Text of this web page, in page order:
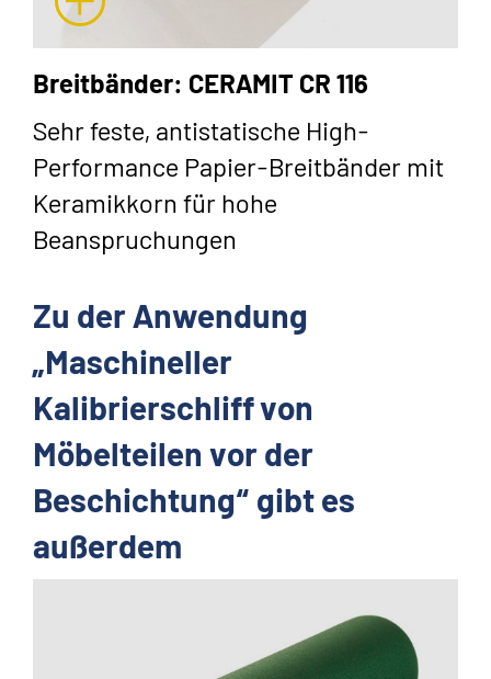
Breitbänder: CERAMIT CR 116
Sehr feste, antistatische High-
Performance Papier-Breitbänder mit
Keramikkorn für hohe
Beanspruchungen
Zu der Anwendung
„Maschineller
Kalibrierschliff von
Möbelteilen vor der
Beschichtung“ gibt es
außerdem